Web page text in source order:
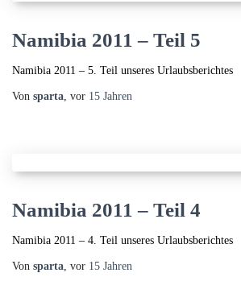
Namibia 2011 – Teil 5
Namibia 2011 – 5. Teil unseres Urlaubsberichtes
Von sparta, vor 15 Jahren
Namibia 2011 – Teil 4
Namibia 2011 – 4. Teil unseres Urlaubsberichtes
Von sparta, vor 15 Jahren